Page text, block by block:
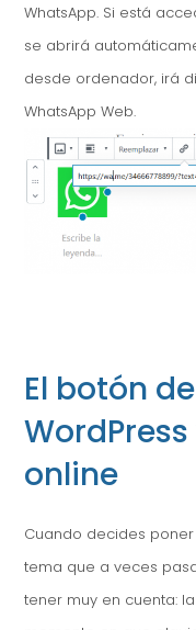
WhatsApp. Si está
se abrirá
desde ordenador, irá
WhatsApp Web.
El botón
online
Cuando decides poner
tema que a veces
tener muy en cuenta: